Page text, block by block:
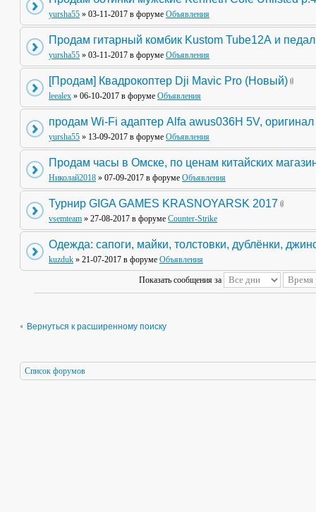
yursha55 » 03-11-2017 в форуме Объявления
Продам гитарный комбик Kustom Tube12А и
yursha55 » 03-11-2017 в форуме Объявления
[Продам] Квадрокоптер Dji Mavic Pro (Новый)
leealex » 06-10-2017 в форуме Объявления
продам Wi-Fi адаптер Alfa awus036H 5V, оригинал
yursha55 » 13-09-2017 в форуме Объявления
Продам часы в Омске, по ценам китайских
Николай2018 » 07-09-2017 в форуме Объявления
Турнир GIGA GAMES KRASNOYARSK 2017
vsemteam » 27-08-2017 в форуме Counter-Strike
Одежда: сапоги, майки, толстовки, дублёнки,
kuzduk » 21-07-2017 в форуме Объявления
Показать сообщения за
Вернуться к расширенному поиску
Список форумов